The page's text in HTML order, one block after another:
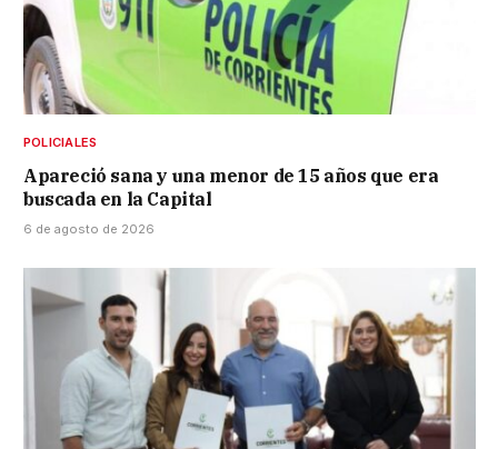
POLICIALES
Apareció sana y una menor de 15 años que era
buscada en la Capital
6 de agosto de 2026